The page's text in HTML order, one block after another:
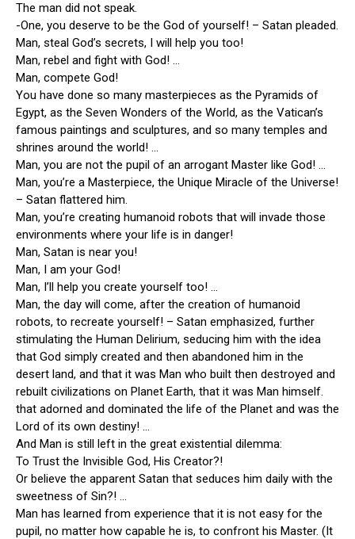
The man did not speak.
-One, you deserve to be the God of yourself! – Satan pleaded.
Man, steal God’s secrets, I will help you too!
Man, rebel and fight with God! …
Man, compete God!
You have done so many masterpieces as the Pyramids of
Egypt, as the Seven Wonders of the World, as the Vatican’s
famous paintings and sculptures, and so many temples and
shrines around the world! …
Man, you are not the pupil of an arrogant Master like God! …
Man, you’re a Masterpiece, the Unique Miracle of the Universe!
– Satan flattered him.
Man, you’re creating humanoid robots that will invade those
environments where your life is in danger!
Man, Satan is near you!
Man, I am your God!
Man, I’ll help you create yourself too! …
Man, the day will come, after the creation of humanoid
robots, to recreate yourself! – Satan emphasized, further
stimulating the Human Delirium, seducing him with the idea
that God simply created and then abandoned him in the
desert land, and that it was Man who built then destroyed and
rebuilt civilizations on Planet Earth, that it was Man himself.
that adorned and dominated the life of the Planet and was the
Lord of its own destiny! …
And Man is still left in the great existential dilemma:
To Trust the Invisible God, His Creator?!
Or believe the apparent Satan that seduces him daily with the
sweetness of Sin?! …
Man has learned from experience that it is not easy for the
pupil, no matter how capable he is, to confront his Master. (It